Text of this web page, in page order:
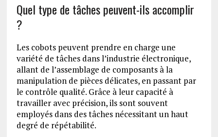
Quel type de tâches peuvent-ils accomplir
?
Les cobots peuvent prendre en charge une
variété de tâches dans l’industrie électronique,
allant de l’assemblage de composants à la
manipulation de pièces délicates, en passant par
le contrôle qualité. Grâce à leur capacité à
travailler avec précision, ils sont souvent
employés dans des tâches nécessitant un haut
degré de répétabilité.